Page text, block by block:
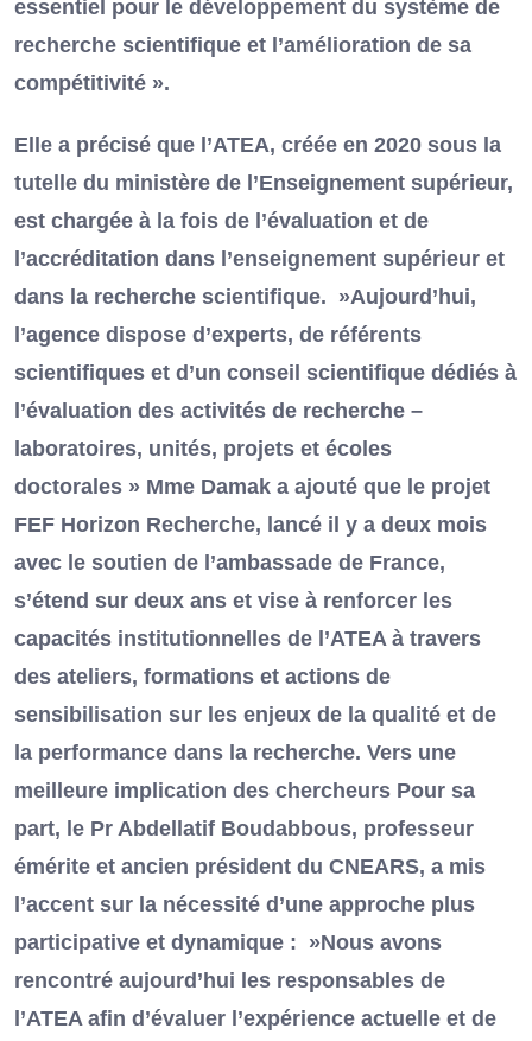
essentiel pour le développement du système de
recherche scientifique et l’amélioration de sa
compétitivité ».
Elle a précisé que l’ATEA, créée en 2020 sous la
tutelle du ministère de l’Enseignement supérieur,
est chargée à la fois de l’évaluation et de
l’accréditation dans l’enseignement supérieur et
dans la recherche scientifique. »Aujourd’hui,
l’agence dispose d’experts, de référents
scientifiques et d’un conseil scientifique dédiés à
l’évaluation des activités de recherche –
laboratoires, unités, projets et écoles
doctorales » Mme Damak a ajouté que le projet
FEF Horizon Recherche, lancé il y a deux mois
avec le soutien de l’ambassade de France,
s’étend sur deux ans et vise à renforcer les
capacités institutionnelles de l’ATEA à travers
des ateliers, formations et actions de
sensibilisation sur les enjeux de la qualité et de
la performance dans la recherche. Vers une
meilleure implication des chercheurs Pour sa
part, le Pr Abdellatif Boudabbous, professeur
émérite et ancien président du CNEARS, a mis
l’accent sur la nécessité d’une approche plus
participative et dynamique : »Nous avons
rencontré aujourd’hui les responsables de
l’ATEA afin d’évaluer l’expérience actuelle et de